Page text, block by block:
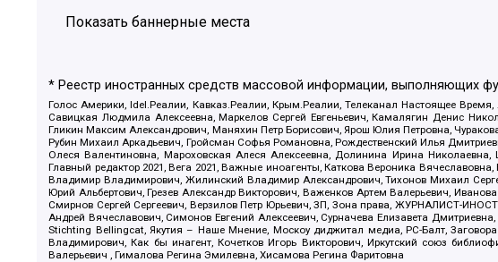
Показать баннерные места
* Реестр иностранных средств массовой информации, выполняющих
Голос Америки, Idel.Реалии, Кавказ.Реалии, Крым.Реалии, Телеканал Настоящее
Савицкая Людмила Алексеевна, Маркелов Сергей Евгеньевич, Камалягин Денис
Гликин Максим Александрович, Маняхин Петр Борисович, Ярош Юлия Петровна,
Рубин Михаил Аркадьевич, Гройсман Софья Романовна, Рождественский Илья
Олеся Валентиновна, Мароховская Алеся Алексеевна, Долинина Ирина
Главный редактор 2021, Вега 2021, Важные иноагенты, Каткова Вероника
Владимир Владимирович, Жилинский Владимир Александрович, Тихонов Михаил
Юрий Альбертович, Грезев Александр Викторович, Важенков Артем Валерьевич,
Смирнов Сергей Сергеевич, Верзилов Петр Юрьевич, ЗП, Зона права, ЖУРНАЛИСТ-
Андрей Вячеславович, Симонов Евгений Алексеевич, Сурначева Елизавета
Stichting Bellingcat, Якутия – Наше Мнение, Москоу диджитал медиа, РС-Балт,
Владимирович, Как бы инагент, Кочетков Игорь Викторович, Иркутский союз
Валерьевич , Гималова Регина Эмилевна, Хисамова Регина Фаритовна